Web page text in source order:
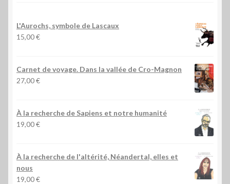
L'Aurochs, symbole de Lascaux
15,00€
Carnet de voyage. Dans la vallée de Cro-Magnon
27,00€
À la recherche de Sapiens et notre humanité
19,00€
À la recherche de l'altérité, Néandertal, elles et
nous
19,00€